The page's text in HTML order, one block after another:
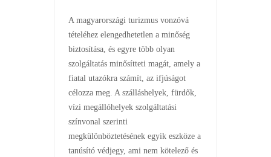
A magyarországi turizmus vonzóvá
tételéhez elengedhetetlen a minőség
biztosítása, és egyre több olyan
szolgáltatás minősítteti magát, amely a
fiatal utazókra számít, az ifjúságot
célozza meg. A szálláshelyek, fürdők,
vízi megállóhelyek szolgáltatási
színvonal szerinti
megkülönböztetésének egyik eszköze a
tanúsító védjegy, ami nem kötelező és